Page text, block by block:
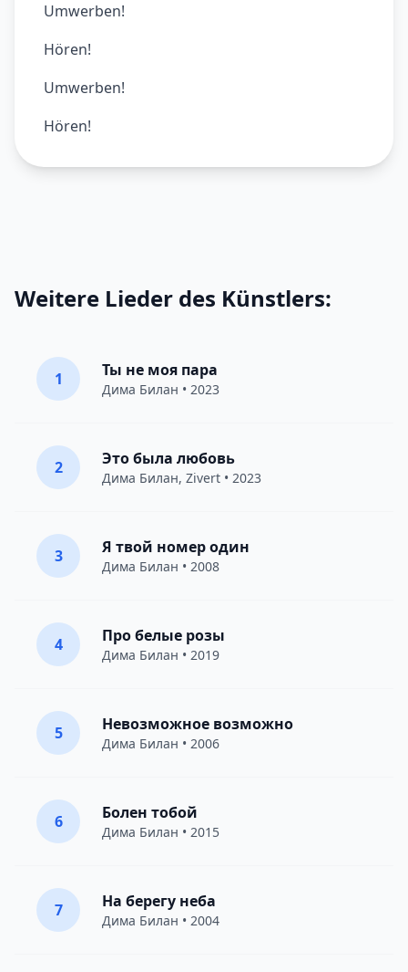
Umwerben!
Hören!
Umwerben!
Hören!
Weitere Lieder des Künstlers:
1 Ты не моя пара
Дима Билан • 2023
2 Это была любовь
Дима Билан, Zivert • 2023
3 Я твой номер один
Дима Билан • 2008
4 Про белые розы
Дима Билан • 2019
5 Невозможное возможно
Дима Билан • 2006
6 Болен тобой
Дима Билан • 2015
7 На берегу неба
Дима Билан • 2004